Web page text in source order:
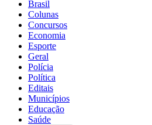
Brasil
Colunas
Concursos
Economia
Esporte
Geral
Polícia
Política
Editais
Municípios
Educação
Saúde